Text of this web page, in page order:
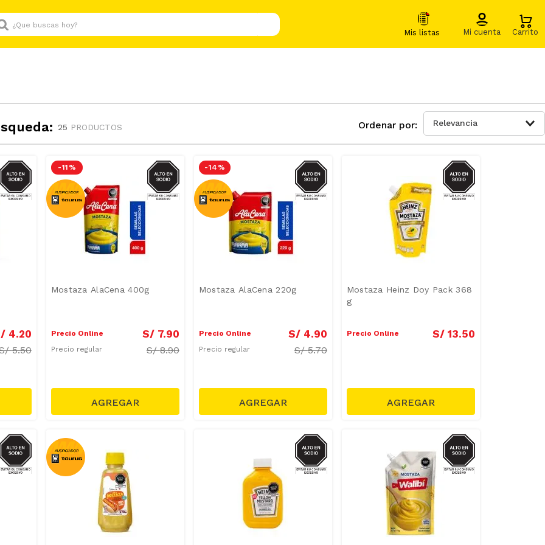
buscas hoy?
25 PRODUCTOS Relevancia
SODIO
4.20
5.50
-11 % SODIO
Mostaza AlaCena 400g
Precio Online S/ 7.90
Precio regular S/8.90
-14 % SODIO
Mostaza AlaCena 220g
Precio Online S/ 4.90
Precio regular S/5.70
SODIO
Mostaza Heinz Doy Pack 368
g
Precio Online S/ 13.50
SODIO SODIO SODIO